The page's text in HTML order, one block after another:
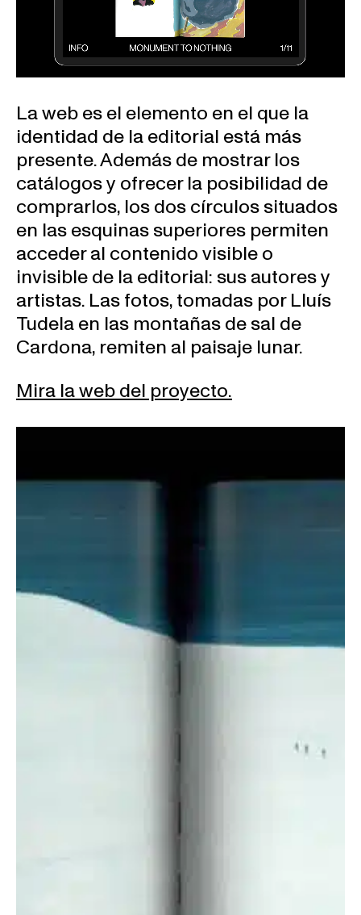
La web es el elemento en el que la
identidad de la editorial está más
presente. Además de mostrar los
catálogos y ofrecer la posibilidad de
comprarlos, los dos círculos situados
en las esquinas superiores permiten
acceder al contenido visible o
invisible de la editorial: sus autores y
artistas. Las fotos, tomadas por Lluís
Tudela en las montañas de sal de
Cardona, remiten al paisaje lunar.
Mira la web del proyecto.